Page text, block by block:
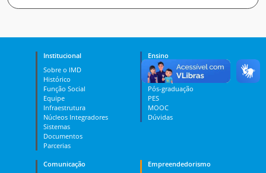
Institucional
Sobre o IMD
Histórico
Função Social
Equipe
Infraestrutura
Núcleos Integradores
Sistemas
Documentos
Parcerias
Ensino
Curso Técnico
Graduação
Pós-graduação
PES
MOOC
Dúvidas
Comunicação
Empreendedorismo